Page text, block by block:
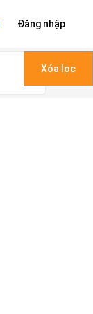
Đăng nhập
Xóa lọc